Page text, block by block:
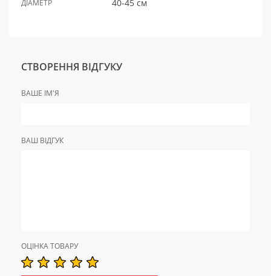
ДІАМЕТР 40-45 см
СТВОРЕННЯ ВІДГУКУ
ВАШЕ ІМ'Я
ВАШ ВІДГУК
ОЦІНКА ТОВАРУ